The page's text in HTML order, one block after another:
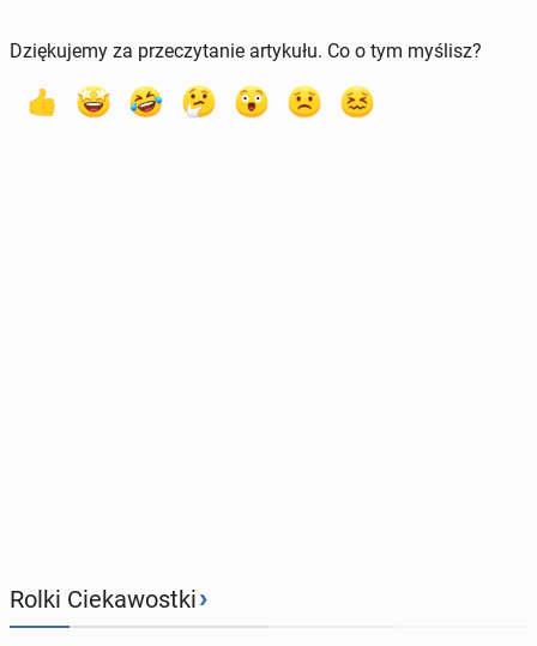
Dziękujemy za przeczytanie artykułu. Co o tym myślisz?
Rolki Ciekawostki›